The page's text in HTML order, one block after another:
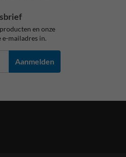
en onze
mailadres in.
Aanmelden